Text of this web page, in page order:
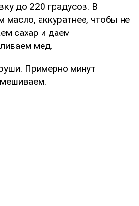
до 220 градусов. В
масло, аккуратнее, чтобы не
сахар и даем
мед.
Примерно минут